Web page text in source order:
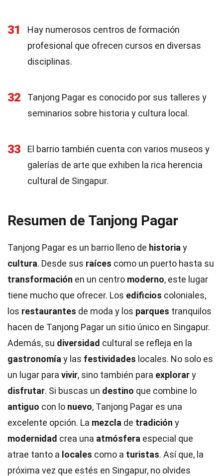
31
Hay numerosos centros de formación
profesional que ofrecen cursos en diversas
disciplinas.
32
Tanjong Pagar es conocido por sus talleres y
seminarios sobre historia y cultura local.
33
El barrio también cuenta con varios museos y
galerías de arte que exhiben la rica herencia
cultural de Singapur.
Resumen de Tanjong Pagar
Tanjong Pagar es un barrio lleno de historia y
cultura. Desde sus raíces como un puerto hasta su
transformación en un centro moderno, este lugar
tiene mucho que ofrecer. Los edificios coloniales,
los restaurantes de moda y los parques tranquilos
hacen de Tanjong Pagar un sitio único en Singapur.
Además, su diversidad cultural se refleja en la
gastronomía y las festividades locales. No solo es
un lugar para vivir, sino también para explorary
disfrutar. Si buscas un destino que combine lo
antiguo con lo nuevo, Tanjong Pagar es una
excelente opción. La mezcla de tradición y
modernidad crea una atmósfera especial que
atrae tanto a locales como a turistas. Así que, la
próxima vez que estés en Singapur, no olvides